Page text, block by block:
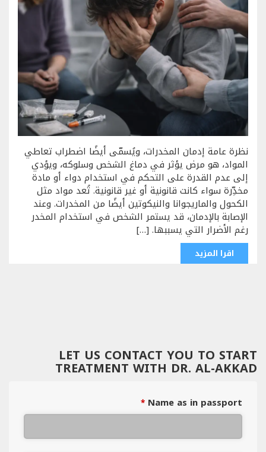
نظرة عامة إدمان المخدرات، ويُسمّى أيضًا اضطراب تعاطي
المواد، هو مرض يؤثر في دماغ الشخص وسلوكه، ويؤدي
إلى عدم القدرة على التحكم في استخدام دواء أو مادة
مخدِّرة سواء كانت قانونية أو غير قانونية. تُعد مواد مثل
الكحول والماريجوانا والنيكوتين أيضًا من المخدرات. وعند
الإصابة بالإدمان، قد يستمر الشخص في استخدام المخدر
رغم الأضرار التي يسببها. […]
اقرا المزيد
LET US CONTACT YOU TO START
TREATMENT WITH DR. AL-AKKAD
Name as in passport
*